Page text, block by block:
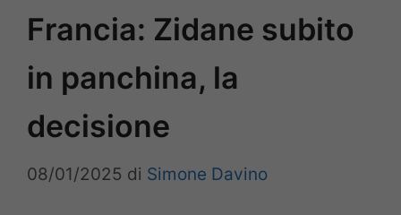
Francia: Zidane subito
in panchina, la
decisione
08/01/2025 di Simone Davino